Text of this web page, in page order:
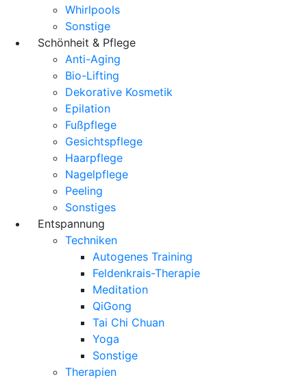
Whirlpools
Sonstige
Schönheit & Pflege
Anti-Aging
Bio-Lifting
Dekorative Kosmetik
Epilation
Fußpflege
Gesichtspflege
Haarpflege
Nagelpflege
Peeling
Sonstiges
Entspannung
Techniken
Autogenes Training
Feldenkrais-Therapie
Meditation
QiGong
Tai Chi Chuan
Yoga
Sonstige
Therapien